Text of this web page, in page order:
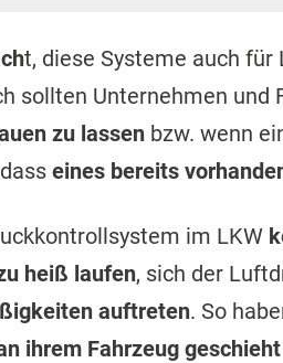
t, diese Systeme auch für
sollten Unternehmen und
zu lassen bzw. wenn
eines bereits
im LKW
heiß laufen, sich der
auftreten. So
ihrem Fahrzeug geschieht